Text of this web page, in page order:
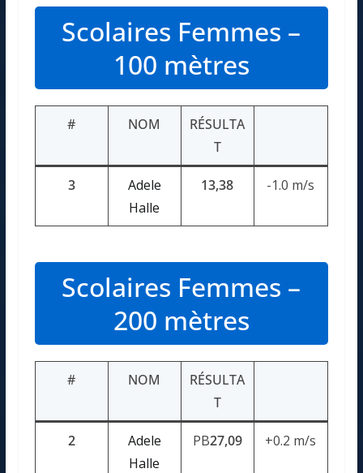
Scolaires Femmes –
100 mètres
# NOM
RÉSULTA
T
3
Adele
Halle
13,38 -1.0 m/s
Scolaires Femmes –
200 mètres
# NOM
RÉSULTA
T
2
Adele
Halle
PB27,09 +0.2 m/s